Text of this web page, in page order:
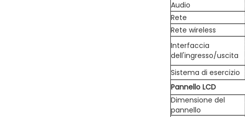
Audio
Rete
Rete wireless
Interfaccia
dell'ingresso/uscita
Sistema di esercizio
Pannello LCD
Dimensione del
pannello